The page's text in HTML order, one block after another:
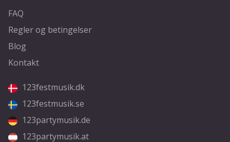
FAQ
Regler og betingelser
Blog
Kontakt
123festmusik.dk
123festmusik.se
123partymusik.de
123partymusik.at